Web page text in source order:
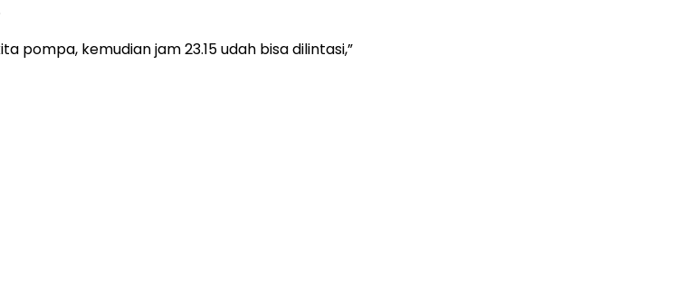
pompa, kemudian jam 23.15 udah bisa dilintasi,”